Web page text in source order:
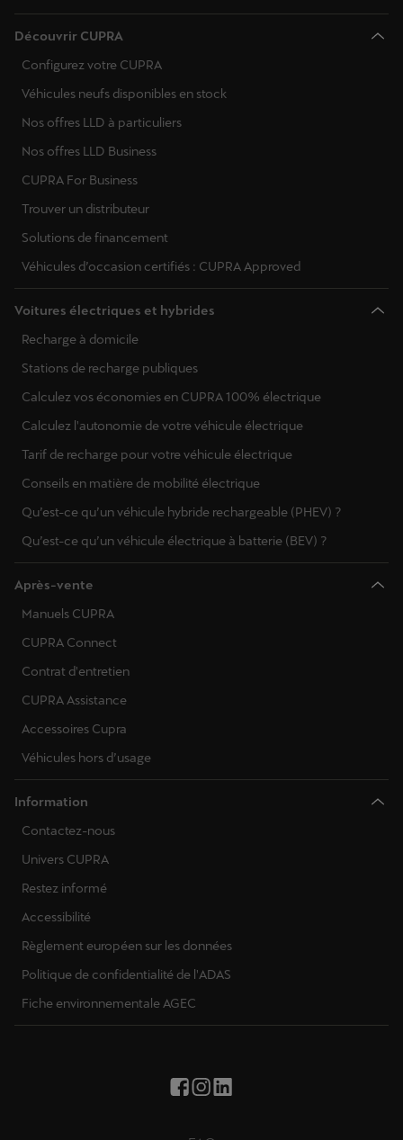
Découvrir CUPRA
Configurez votre CUPRA
Véhicules neufs disponibles en stock
Nos offres LLD à particuliers
Nos offres LLD Business
CUPRA For Business
Trouver un distributeur
Solutions de financement
Véhicules d’occasion certifiés : CUPRA Approved
Voitures électriques et hybrides
Recharge à domicile
Stations de recharge publiques
Calculez vos économies en CUPRA 100% électrique
Calculez l'autonomie de votre véhicule électrique
Tarif de recharge pour votre véhicule électrique
Conseils en matière de mobilité électrique
Qu’est-ce qu’un véhicule hybride rechargeable (PHEV) ?
Qu’est-ce qu’un véhicule électrique à batterie (BEV) ?
Après-vente
Manuels CUPRA
CUPRA Connect
Contrat d'entretien
CUPRA Assistance
Accessoires Cupra
Véhicules hors d’usage
Information
Contactez-nous
Univers CUPRA
Restez informé
Accessibilité
Règlement européen sur les données
Politique de confidentialité de l'ADAS
Fiche environnementale AGEC